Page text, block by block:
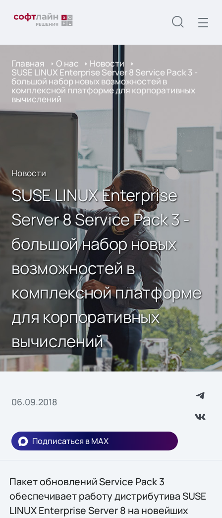
Главная О нас Новости
SUSE LINUX Enterprise Server 8 Service Pack 3 -
большой набор новых возможностей в
комплексной платформе для корпоративных
вычислений
Новости
SUSE LINUX Enterprise
Server 8 Service Pack 3 -
большой набор новых
возможностей в
комплексной платформе
для корпоративных
вычислений
06.09.2018
Подписаться в MAX
Пакет обновлений Service Pack 3
обеспечивает работу дистрибутива SUSE
LINUX Enterprise Server 8 на новейших